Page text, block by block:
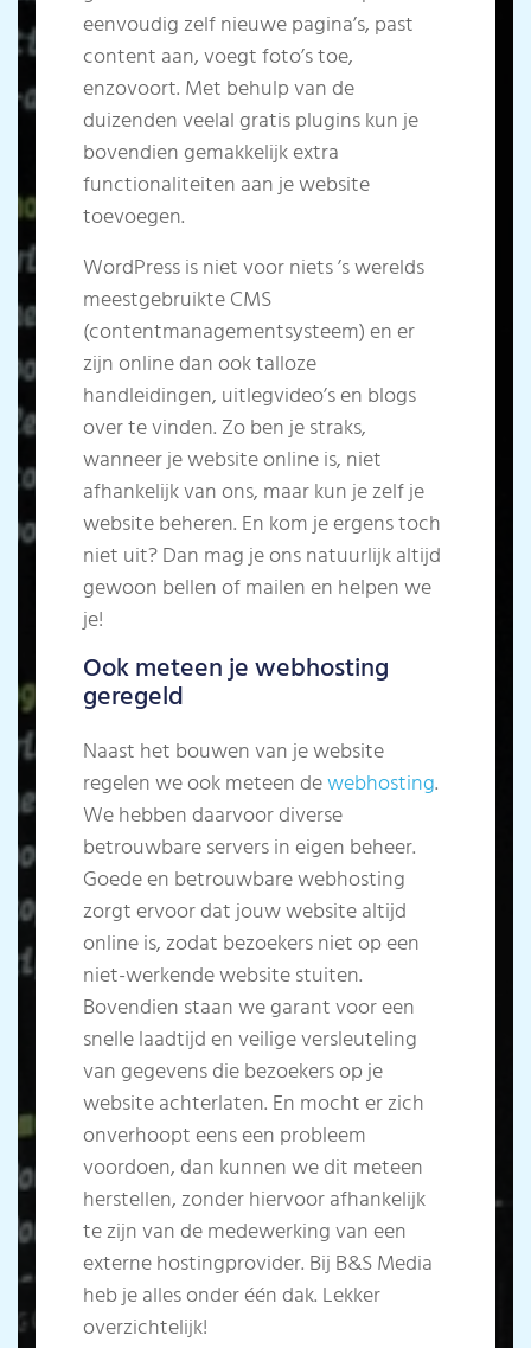
eenvoudig zelf nieuwe pagina’s, past
content aan, voegt foto’s toe,
enzovoort. Met behulp van de
duizenden veelal gratis plugins kun je
bovendien gemakkelijk extra
functionaliteiten aan je website
toevoegen.
WordPress is niet voor niets ’s werelds
meestgebruikte CMS
(contentmanagementsysteem) en er
zijn online dan ook talloze
handleidingen, uitlegvideo’s en blogs
over te vinden. Zo ben je straks,
wanneer je website online is, niet
afhankelijk van ons, maar kun je zelf je
website beheren. En kom je ergens toch
niet uit? Dan mag je ons natuurlijk altijd
gewoon bellen of mailen en helpen we
je!
Ook meteen je webhosting
geregeld
Naast het bouwen van je website
regelen we ook meteen dewebhosting.
We hebben daarvoor diverse
betrouwbare servers in eigen beheer.
Goede en betrouwbare webhosting
zorgt ervoor dat jouw website altijd
online is, zodat bezoekers niet op een
niet-werkende website stuiten.
Bovendien staan we garant voor een
snelle laadtijd en veilige versleuteling
van gegevens die bezoekers op je
website achterlaten. En mocht er zich
onverhoopt eens een probleem
voordoen, dan kunnen we dit meteen
herstellen, zonder hiervoor afhankelijk
te zijn van de medewerking van een
externe hostingprovider. Bij B&S Media
heb je alles onder één dak. Lekker
overzichtelijk!